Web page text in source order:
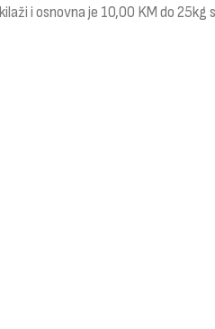
i osnovna je 10,00 KM do 25kg